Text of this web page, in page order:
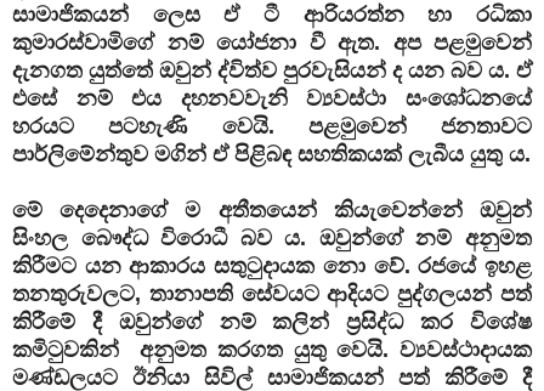
සාමාජිකයන් ලෙස ඒ ටී ආරියරත්න හා රධිකා
කුමාරස්වාමිගේ නම් යෝජනා වී ඇත. අප පළමුවෙන්
දැනගත යුත්තේ ඔවුන් ද්විත්ව පුරවැසියන් ද යන බව ය. ඒ
එසේ නම් එය දහනවවැනි ව්‍යවස්ථා සංශෝධනයේ
හරයට පටහැණි වෙයි. පළමුවෙන් ජනතාවට
පාර්ලිමේන්තුව මගින් ඒ පිළිබඳ සහතිකයක් ලැබීය යුතු ය.
මේ දෙදෙනාගේ ම අතීතයෙන් කියැවෙන්නේ ඔවුන්
සිංහල බෞද්ධ විරොධී බව ය. ඔවුන්ගේ නම් අනුමත
කිරීමට යන ආකාරය සතුටුදායක නො වේ. රජයේ ඉහළ
තනතුරුවලට, තානාපති සේවයට ආදියට පුද්ගලයන් පත්
කිරීමේ දී ඔවුන්ගේ නම් කලින් ප්‍රසිද්ධ කර විශේෂ
කමිටුවකින් අනුමත කරගත යුතු වෙයි. ව්‍යවස්ථාදායක
මණ්ඩලයට ඊනියා සිවිල් සාමාජිකයන් පත් කිරීමේ දී